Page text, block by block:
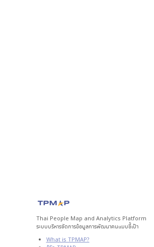
Thai People Map and Analytics Platform
ระบบบริหารจัดการข้อมูลการพัฒนาคนแบบชี้เป้า
What is TPMAP?